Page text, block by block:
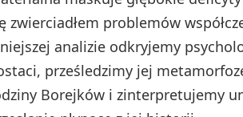
zwierciadłem problemów
analizie odkryjemy
prześledzimy jej
Borejków i zinterpretujemy